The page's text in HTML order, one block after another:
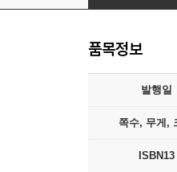
품목정보
발행일
쪽수, 무게,
ISBN13